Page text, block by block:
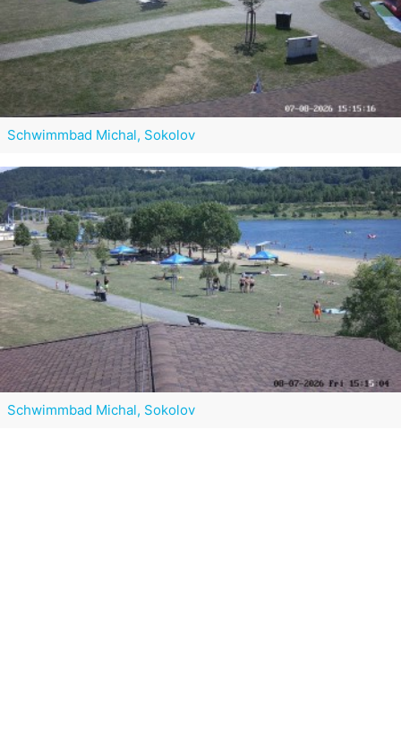
Schwimmbad Michal, Sokolov
Schwimmbad Michal, Sokolov